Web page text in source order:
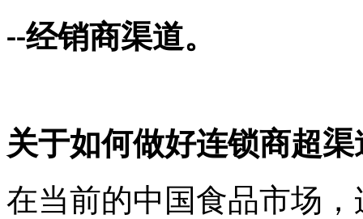
--经销商渠道。
关于如何做好连锁商超渠
在当前的中国食品市场